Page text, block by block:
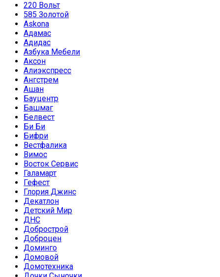
220 Вольт
585 Золотой
Askona
Адамас
Адидас
Азбука Мебели
Аксон
Алиэкспресс
Ангстрем
Ашан
Бауцентр
Башмаг
Белвест
Би Би
Бифри
Вестфалика
Вимос
Восток Сервис
Галамарт
Гефест
Глория Джинс
Декатлон
Детский Мир
ДНС
Добрострой
Доброцен
Доминго
Домовой
Домотехника